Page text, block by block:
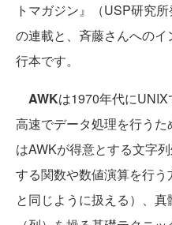
トマガジン』（USP研究
の連載と、斉藤さんへの
行本です。
AWKは1970年代に
高速でデータ処理を行う
はAWKが得意とする文字
する関数や数値演算を行
と同じように扱える）、